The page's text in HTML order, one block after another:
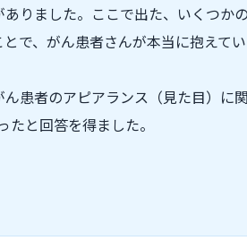
りました。ここで出た、いくつか
で、がん患者さんが本当に抱えて
患者のアピアランス（見た目）に
と回答を得ました。